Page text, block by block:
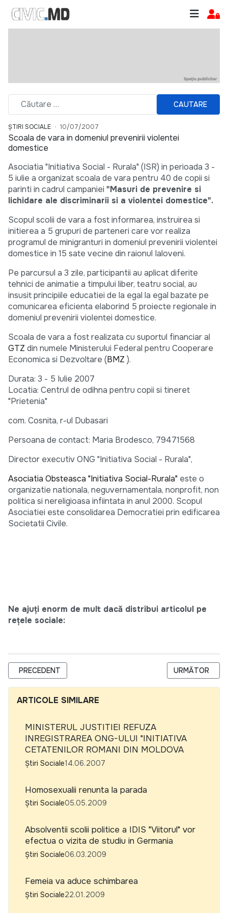
CAUTARE
ȘTIRI SOCIALE 10/07/2007
Scoala de vara in domeniul prevenirii violentei
domestice
Asociatia "Initiativa Social - Rurala" (ISR) in perioada 3 -
5 iulie a organizat scoala de vara pentru 40 de copii si
parinti in cadrul campaniei "Masuri de prevenire si
lichidare ale discriminarii si a violentei domestice".
Scopul scolii de vara a fost informarea, instruirea si
initierea a 5 grupuri de parteneri care vor realiza
programul de minigranturi in domeniul prevenirii violentei
domestice in 15 sate vecine din raionul Ialoveni.
Pe parcursul a 3 zile, participantii au aplicat diferite
tehnici de animatie a timpului liber, teatru social, au
insusit principiile educatiei de la egal la egal bazate pe
comunicarea eficienta elaborind 5 proiecte regionale in
domeniul prevenirii violentei domestice.
Scoala de vara a fost realizata cu suportul financiar al
GTZ din numele Ministerului Federal pentru Cooperare
Economica si Dezvoltare (BMZ ).
Durata: 3 - 5 Iulie 2007
Locatia: Centrul de odihna pentru copii si tineret
"Prietenia"
com. Cosnita, r-ul Dubasari
Persoana de contact: Maria Brodesco, 79471568
Director executiv ONG "Initiativa Social - Rurala",
Asociatia Obsteasca "Initiativa Social-Rurala" este o
organizatie nationala, neguvernamentala, nonprofit, non
politica si nereligioasa infiintata in anul 2000. Scopul
Asociatiei este consolidarea Democratiei prin edificarea
Societatii Civile.
Ne ajuți enorm de mult dacă distribui articolul pe
rețele sociale:
ARTICOL PRECEDENT: SCOALA DE STUDII AVANSATE IN
PRECEDENT ARTICOLUL
URMĂTOR
ARTICOLE SIMILARE
MINISTERUL JUSTITIEI REFUZA
INREGISTRAREA ONG-ULUI "INITIATIVA
CETATENILOR ROMANI DIN MOLDOVA
Știri Sociale14.06.2007
Homosexualii renunta la parada
Știri Sociale05.05.2009
Absolventii scolii politice a IDIS "Viitorul" vor
efectua o vizita de studiu in Germania
Știri Sociale06.03.2009
Femeia va aduce schimbarea
Știri Sociale22.01.2009